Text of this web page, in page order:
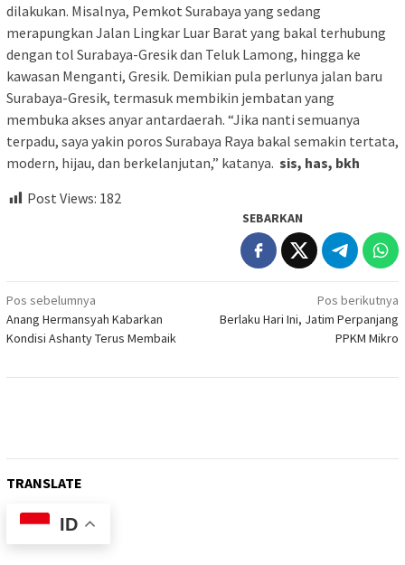
dilakukan. Misalnya, Pemkot Surabaya yang sedang
merapungkan Jalan Lingkar Luar Barat yang bakal terhubung
dengan tol Surabaya-Gresik dan Teluk Lamong, hingga ke
kawasan Menganti, Gresik. Demikian pula perlunya jalan baru
Surabaya-Gresik, termasuk membikin jembatan yang
membuka akses anyar antardaerah. “Jika nanti semuanya
terpadu, saya yakin poros Surabaya Raya bakal semakin tertata,
modern, hijau, dan berkelanjutan,” katanya. sis, has, bkh
Post Views: 182
SEBARKAN
Navigasi
pos
Pos sebelumnya
Anang Hermansyah Kabarkan
Kondisi Ashanty Terus Membaik
Pos berikutnya
Berlaku Hari Ini, Jatim Perpanjang
PPKM Mikro
TRANSLATE
ID